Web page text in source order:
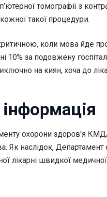
томографії з
такої процедури.
коли мова йде
за подовжену
на киян, хоча до
охорони здоров’я
Як наслідок,
лікарні швидкої